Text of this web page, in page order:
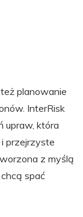
planowanie
InterRisk
upraw, która
przejrzyste
z myślą
spać